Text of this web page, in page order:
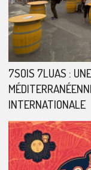
7SOIS 7LUAS :
INTERNATIONALE